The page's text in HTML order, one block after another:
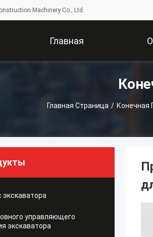
Machinery Co., Ltd.
Главная О
Компании
Главная Страница / Конечная
экскаватора
управляющего
экскаватора